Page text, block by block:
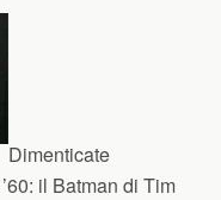
Dimenticate
il Batman di Tim